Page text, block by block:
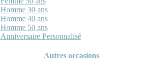
Homme 30 ans
Homme 40 ans
Homme 50 ans
Anniversaire Personnalisé
Autres occasions